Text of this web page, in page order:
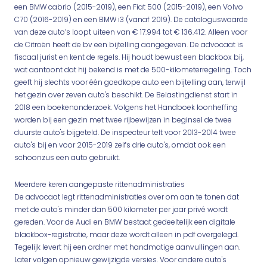
een BMW cabrio (2015-2019), een Fiat 500 (2015-2019), een Volvo
C70 (2016-2019) en een BMW i3 (vanaf 2019). De cataloguswaarde
van deze auto’s loopt uiteen van € 17.994 tot € 136.412. Alleen voor
de Citroën heeft de bv een bijtelling aangegeven. De advocaat is
fiscaal jurist en kent de regels. Hij houdt bewust een blackbox bij,
wat aantoont dat hij bekend is met de 500-kilometerregeling. Toch
geeft hij slechts voor één goedkope auto een bijtelling aan, terwijl
het gezin over zeven auto's beschikt. De Belastingdienst start in
2018 een boekenonderzoek. Volgens het Handboek loonheffing
worden bij een gezin met twee rijbewijzen in beginsel de twee
duurste auto's bijgeteld. De inspecteur telt voor 2013-2014 twee
auto's bij en voor 2015-2019 zelfs drie auto's, omdat ook een
schoonzus een auto gebruikt.
Meerdere keren aangepaste rittenadministraties
De advocaat legt rittenadministraties over om aan te tonen dat
met de auto's minder dan 500 kilometer per jaar privé wordt
gereden. Voor de Audi en BMW bestaat gedeeltelijk een digitale
blackbox-registratie, maar deze wordt alleen in pdf overgelegd.
Tegelijk levert hij een ordner met handmatige aanvullingen aan.
Later volgen opnieuw gewijzigde versies. Voor andere auto's